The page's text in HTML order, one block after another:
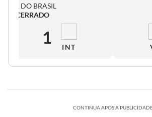
DO BRASIL
ENCERRADO
1 INT
CONTINUA APÓS A